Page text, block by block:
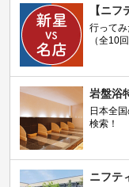
【ニフ
行って
（全10
岩盤浴
日本全
検索！
ニフテ